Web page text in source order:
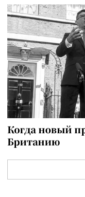
Когда новый
Британию